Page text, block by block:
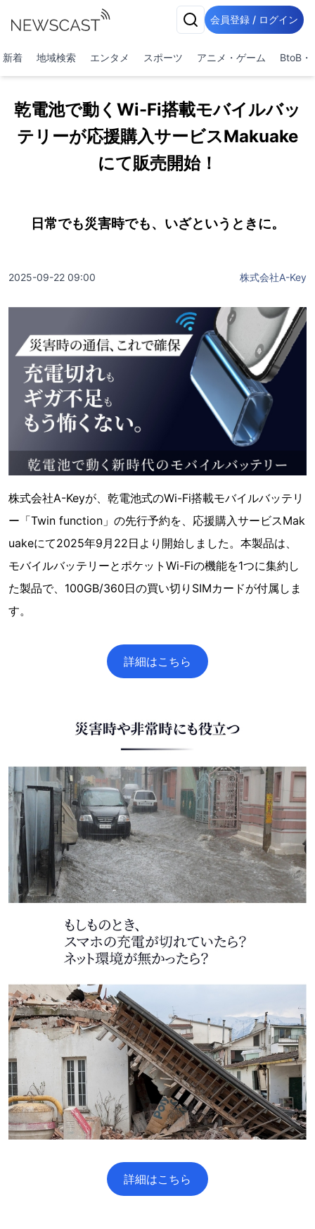
会員登録 / ログイン
新着 地域検索 エンタメ スポーツ アニメ・ゲーム BtoB・
乾電池で動くWi-Fi搭載モバイルバッ
テリーが応援購入サービスMakuake
にて販売開始！
日常でも災害時でも、いざというときに。
2025-09-22 09:00 株式会社A-Key
株式会社A-Keyが、乾電池式のWi-Fi搭載モバイルバッテリ
ー「Twin function」の先行予約を、応援購入サービスMak
uakeにて2025年9月22日より開始しました。本製品は、
モバイルバッテリーとポケットWi-Fiの機能を1つに集約し
た製品で、100GB/360日の買い切りSIMカードが付属しま
す。
詳細はこちら
詳細はこちら